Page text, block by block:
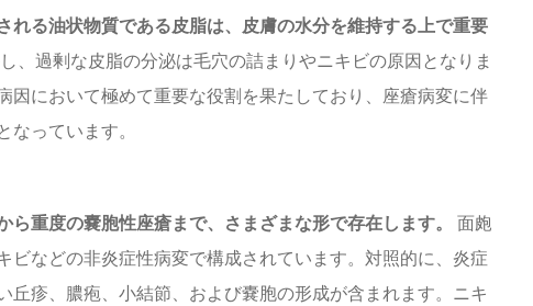
れる油状物質である皮脂は、皮膚の水分を維持する上で重要
、過剰な皮脂の分泌は毛穴の詰まりやニキビの原因となりま
因において極めて重要な役割を果たしており、座瘡病変に伴
っています。
ら重度の嚢胞性座瘡まで、さまざまな形で存在します。
面皰
ビなどの非炎症性病変で構成されています。対照的に、炎症
丘疹、膿疱、小結節、および嚢胞の形成が含まれます。ニキ